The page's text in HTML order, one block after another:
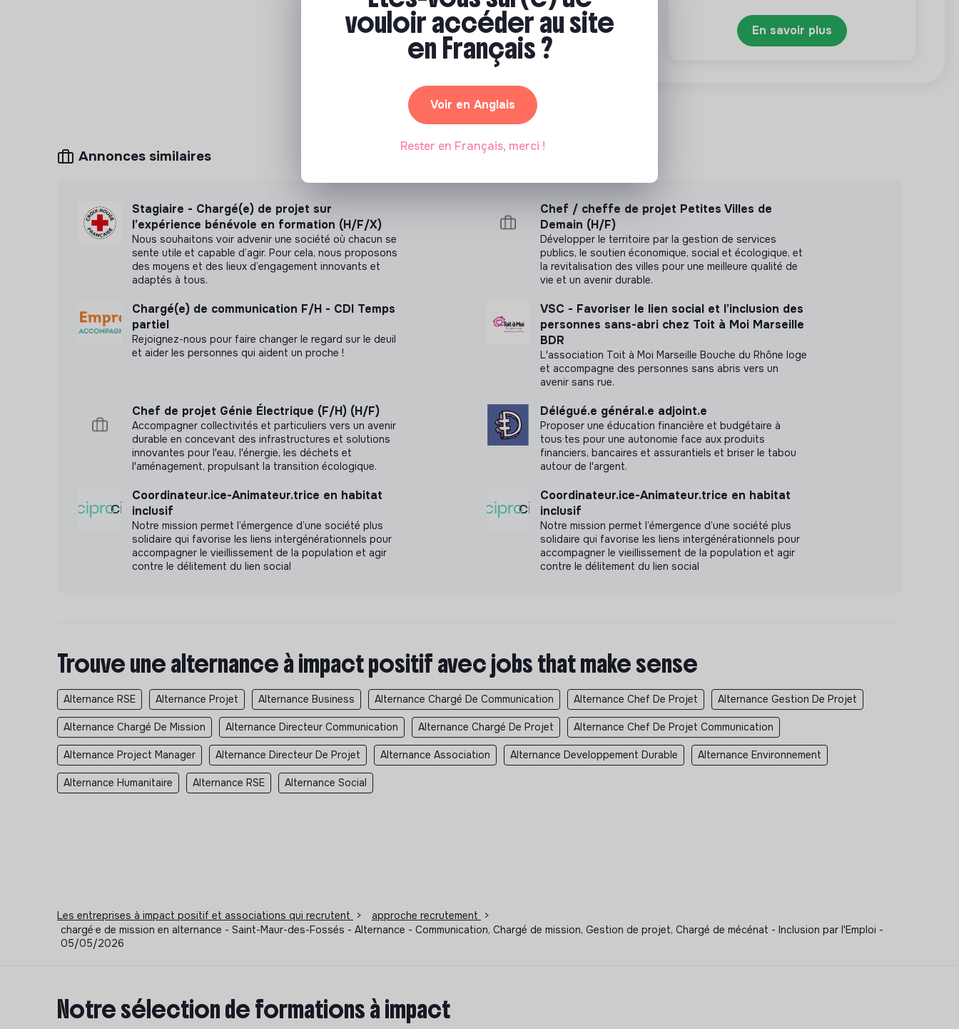
En savoir plus
Annonces similaires
Stagiaire - Chargé(e) de projet sur
l’expérience bénévole en formation (H/F/X)
Nous souhaitons voir advenir une société où chacun se
sente utile et capable d’agir. Pour cela, nous proposons
des moyens et des lieux d’engagement innovants et
adaptés à tous.
Chef / cheffe de projet Petites Villes de
Demain (H/F)
Développer le territoire par la gestion de services
publics, le soutien économique, social et écologique, et
la revitalisation des villes pour une meilleure qualité de
vie et un avenir durable.
Chargé(e) de communication F/H - CDI Temps
partiel
Rejoignez-nous pour faire changer le regard sur le deuil
et aider les personnes qui aident un proche !
VSC - Favoriser le lien social et l’inclusion des
personnes sans-abri chez Toit à Moi Marseille
BDR
L'association Toit à Moi Marseille Bouche du Rhône loge
et accompagne des personnes sans abris vers un
avenir sans rue.
Chef de projet Génie Électrique (F/H) (H/F)
Accompagner collectivités et particuliers vers un avenir
durable en concevant des infrastructures et solutions
innovantes pour l'eau, l'énergie, les déchets et
l'aménagement, propulsant la transition écologique.
Délégué.e général.e adjoint.e
Proposer une éducation financière et budgétaire à
tous·tes pour une autonomie face aux produits
financiers, bancaires et assurantiels et briser le tabou
autour de l'argent.
Coordinateur.ice-Animateur.trice en habitat
inclusif
Notre mission permet l’émergence d’une société plus
solidaire qui favorise les liens intergénérationnels pour
accompagner le vieillissement de la population et agir
contre le délitement du lien social
Coordinateur.ice-Animateur.trice en habitat
inclusif
Notre mission permet l’émergence d’une société plus
solidaire qui favorise les liens intergénérationnels pour
accompagner le vieillissement de la population et agir
contre le délitement du lien social
Trouve une alternance à impact positif avec jobs that make sense
Alternance RSE Alternance Projet Alternance Business Alternance Chargé De Communication Alternance Chef De Projet Alternance Gestion De Projet
Alternance Chargé De Mission Alternance Directeur Communication Alternance Chargé De Projet Alternance Chef De Projet Communication
Alternance Project Manager Alternance Directeur De Projet Alternance Association Alternance Developpement Durable Alternance Environnement
Alternance Humanitaire Alternance RSE Alternance Social
Les entreprises à impact positif et associations qui recrutent > approche recrutement
>
chargé·e de mission en alternance - Saint-Maur-des-Fossés - Alternance - Communication, Chargé de mission, Gestion de projet, Chargé de mécénat - Inclusion par l'Emploi -
05/05/2026
Notre sélection de formations à impact
vouloir accéder au site
en Français ?
Voir en Anglais
Rester en Français, merci !